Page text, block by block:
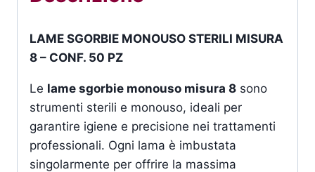
LAME SGORBIE MONOUSO STERILI MISURA
8 – CONF. 50 PZ
Le lame sgorbie monouso misura 8 sono
strumenti sterili e monouso, ideali per
garantire igiene e precisione nei trattamenti
professionali. Ogni lama è imbustata
singolarmente per offrire la massima